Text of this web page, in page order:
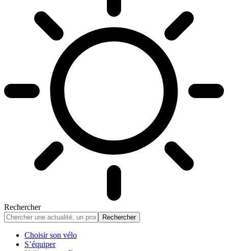
Rechercher
Choisir son vélo
S’équiper